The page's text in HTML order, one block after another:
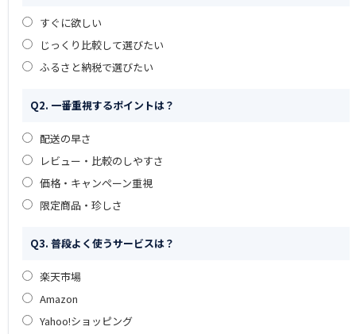
すぐに欲しい
じっくり比較して選びたい
ふるさと納税で選びたい
Q2. 一番重視するポイントは？
配送の早さ
レビュー・比較のしやすさ
価格・キャンペーン重視
限定商品・珍しさ
Q3. 普段よく使うサービスは？
楽天市場
Amazon
Yahoo!ショッピング